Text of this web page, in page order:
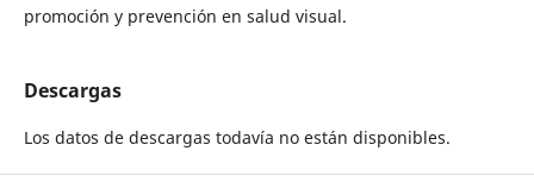
promoción y prevención en salud visual.
Descargas
Los datos de descargas todavía no están disponibles.